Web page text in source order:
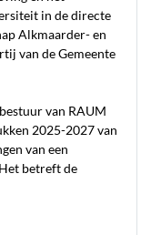
in de directe
Alkmaarder- en
van de Gemeente
van RAUM
2025-2027 van
van een
betreft de